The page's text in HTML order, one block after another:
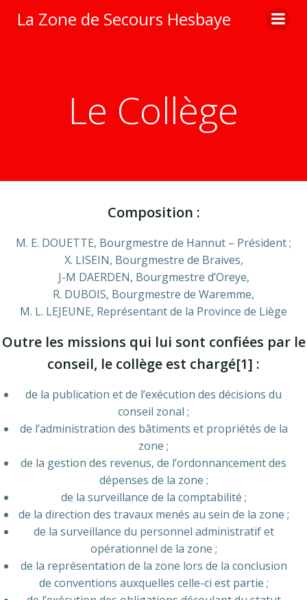
au
La Zone de Secours Hesbaye
Le Collège
Composition :
M. E. DOUETTE, Bourgmestre de Hannut – Président ;
X. LISEIN, Bourgmestre de Braives,
J-M DAERDEN, Bourgmestre d’Oreye,
R. DUBOIS, Bourgmestre de Waremme,
M. L. LEJEUNE, Représentant de la Province de Liège
Outre les missions qui lui sont confiées par le
conseil, le collège est chargé[1] :
de la publication et de l’exécution des décisions du
conseil zonal ;
de l’administration des bâtiments et propriétés de la
zone ;
de la gestion des revenus, de l’ordonnancement des
dépenses de la zone ;
de la surveillance de la comptabilité ;
de la direction des travaux menés au sein de la zone ;
de la surveillance du personnel administratif et
opérationnel de la zone ;
de la représentation de la zone lors de la conclusion
de conventions auxquelles celle-ci est partie ;